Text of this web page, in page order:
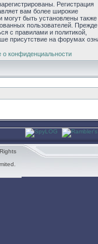
Регистрация
вам более широкие
быть установлены также
пользователей.
с правилами и политикой,
присутствие на форумах
о конфиденциальности